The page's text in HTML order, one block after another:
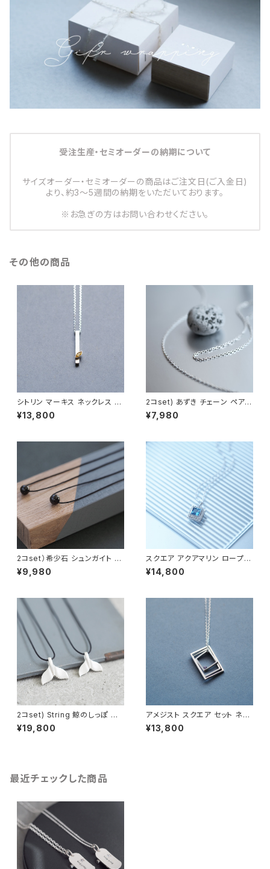
受注生産・セミオーダーの納期について
サイズオーダー・セミオーダーの商品はご注文日(ご入金日)
より、約3～5週間の納期をいただいております。
※お急ぎの方はお問い合わせください。
その他の商品
シトリン マーキス ネックレス シ
ルバー925 11月誕生石 メンズ
ユニセックス
¥13,800
2コset) あずき チェーン ペア
ネックレス シルバー925
¥7,980
2コset）希少石 シュンガイト ペ
ア ネックレス シルバー925
¥9,980
スクエア アクアマリン ロープ メ
ンズ ネックレス シルバー925
¥14,800
2コset) String 鯨のしっぽ ペ
ア ネックレス シルバー925
¥19,800
アメジスト スクエア セット ネッ
クレス シルバー925 メンズ ユ
ニセックス
¥13,800
最近チェックした商品